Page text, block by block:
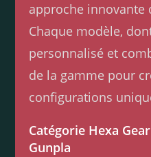
approche innovante
Chaque modèle,
personnalisé et
de la gamme pour
configurations
Catégorie Hexa
Gunpla